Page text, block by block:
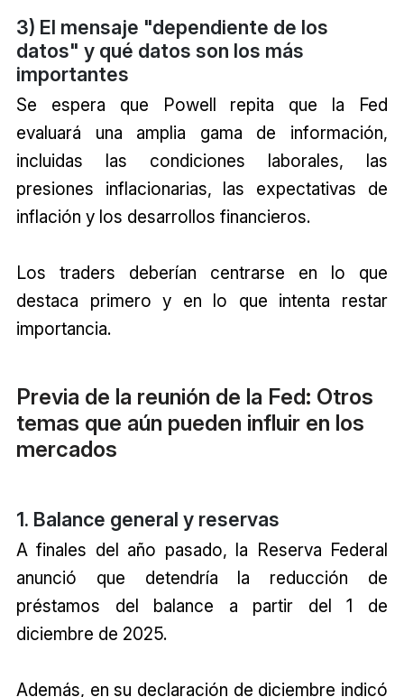
3) El mensaje "dependiente de los
datos" y qué datos son los más
importantes
Se espera que Powell repita que la Fed
evaluará una amplia gama de información,
incluidas las condiciones laborales, las
presiones inflacionarias, las expectativas de
inflación y los desarrollos financieros.
Los traders deberían centrarse en lo que
destaca primero y en lo que intenta restar
importancia.
Previa de la reunión de la Fed: Otros
temas que aún pueden influir en los
mercados
1. Balance general y reservas
A finales del año pasado, la Reserva Federal
anunció que detendría la reducción de
préstamos del balance a partir del 1 de
diciembre de 2025.
Además, en su declaración de diciembre indicó